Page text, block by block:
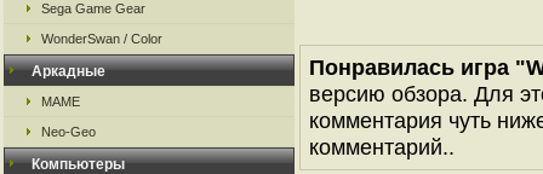
Sega Game Gear
WonderSwan / Color
Аркадные
MAME
Neo-Geo
Компьютеры
Понравилась игра
версию обзора. Для
комментария чуть
комментарий..